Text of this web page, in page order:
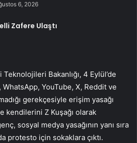
6, 2026
Zafere Ulaştı
Bakanlığı, 4 Eylül’de
YouTube, X, Reddit ve
gerekçesiyle erişim yasağı
kendilerini Z Kuşağı olarak
sosyal medya yasağının yanı sıra
protesto için sokaklara çıktı.